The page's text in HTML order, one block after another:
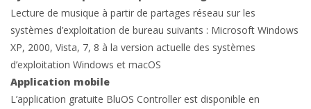
Lecture de musique à partir de partages réseau sur les
systèmes d’exploitation de bureau suivants : Microsoft Windows
XP, 2000, Vista, 7, 8 à la version actuelle des systèmes
d’exploitation Windows et macOS
Application mobile
L’application gratuite BluOS Controller est disponible en